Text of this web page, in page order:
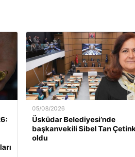
05/08/2026
Üsküdar Belediyesi’nde
başkanvekili Sibel Tan
oldu